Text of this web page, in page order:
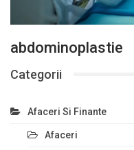
abdominoplastie
Categorii
Afaceri Si Finante
Afaceri